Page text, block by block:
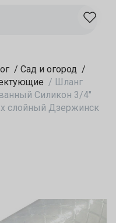
/ Сад и огород /
/ Шланг
Силикон 3/4"
слойный Дзержинск